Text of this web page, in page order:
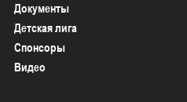
Документы
Детская лига
Спонсоры
Видео